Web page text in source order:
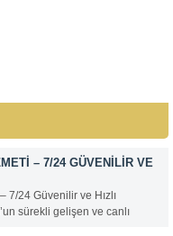
– 7/24 GÜVENILIR VE
7/24 Güvenilir ve Hızlı
sürekli gelişen ve canlı